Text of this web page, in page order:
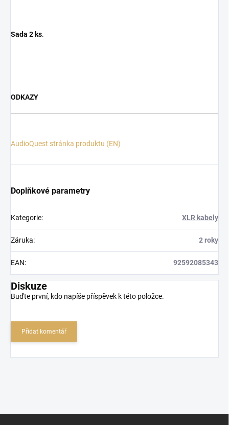
Sada 2 ks.
ODKAZY
AudioQuest stránka produktu (EN)
Doplňkové parametry
Kategorie: XLR kabely
Záruka: 2 roky
EAN: 92592085343
Diskuze
Buďte první, kdo napíše příspěvek k této položce.
Přidat komentář